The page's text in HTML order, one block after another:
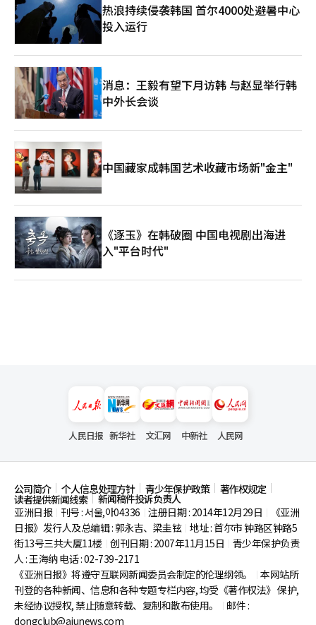
热浪持续侵袭韩国 首尔4000处避暑中心
投入运行
消息：王毅有望下月访韩 与赵显举行韩
中外长会谈
中国藏家成韩国艺术收藏市场新"金主"
《逐玉》在韩破圈 中国电视剧出海进
入"平台时代"
人民日报 新华社 文汇网 中新社 人民网
公司简介 个人信息处理方针 青少年保护政策 著作权规定
读者提供新闻线索
新闻稿件投诉负责人
亚洲日报
刊号 : 서울,아04336 注册日期 : 2014年12月29日
《亚洲
日报》发行人及总编辑 : 郭永吉、梁圭铉 地址 : 首尔市钟路区钟路5
街13号三共大厦11楼 创刊日期 : 2007年11月15日
青少年保护负责
人 : 王海纳 电话 : 02-739-2171
《亚洲日报》将遵守互联网新闻委员会制定的伦理纲领。
本网站所
刊登的各种新闻、信息和各种专题专栏内容, 均受《著作权法》 保护,
未经协议授权, 禁止随意转载、复制和散布使用。
邮件 :
dongclub@ajunews.com